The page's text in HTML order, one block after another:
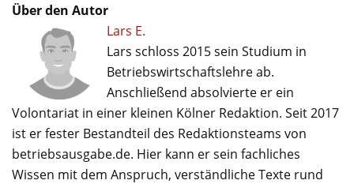
Über den Autor
Lars E.
Lars schloss 2015 sein Studium in
Betriebswirtschaftslehre ab.
Anschließend absolvierte er ein
Volontariat in einer kleinen Kölner Redaktion. Seit 2017
ist er fester Bestandteil des Redaktionsteams von
betriebsausgabe.de. Hier kann er sein fachliches
Wissen mit dem Anspruch, verständliche Texte rund